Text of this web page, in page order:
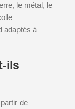
le métal, le
adaptés à
ils
de